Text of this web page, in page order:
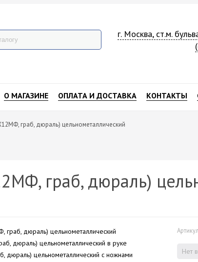
г. Москва, ст.м.
О МАГАЗИНЕ ОПЛАТА И ДОСТАВКА КОНТАКТЫ
граб, дюраль) цельнометаллический
граб, дюраль)
Нет